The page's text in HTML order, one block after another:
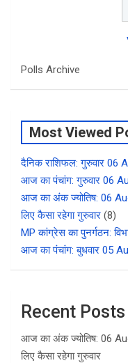
Polls Archive
Most Viewed
दैनिक राशिफल: गुरुवार 06
आज का पंचांग: गुरुवार 06
आज का अंक ज्योतिष: 06
लिए कैसा रहेगा गुरुवार (8)
MP कांग्रेस का पुनर्गठन:
आज का पंचांग: बुधवार 05
Recent Posts
आज का अंक ज्योतिष: 06
लिए कैसा रहेगा गुरुवार